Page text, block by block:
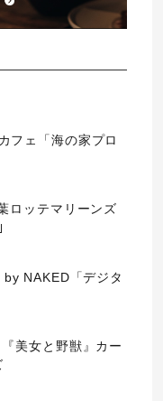
フェ「海の家プロ
ロッテマリーンズ
NAKED「デジタ
美女と野獣』カー